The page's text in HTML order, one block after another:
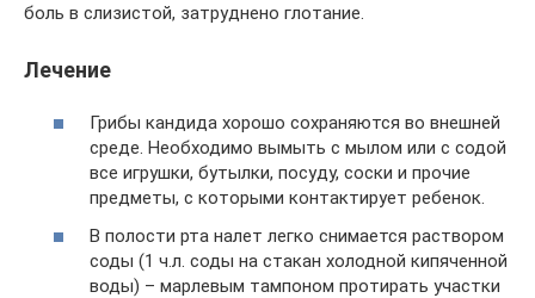
боль в слизистой, затруднено глотание.
Лечение
Грибы кандида хорошо сохраняются во внешней
среде. Необходимо вымыть с мылом или с содой
все игрушки, бутылки, посуду, соски и прочие
предметы, с которыми контактирует ребенок.
В полости рта налет легко снимается раствором
соды (1 ч.л. соды на стакан холодной кипяченной
воды) – марлевым тампоном протирать участки